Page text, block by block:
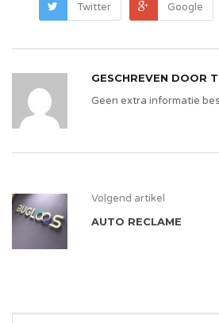
Twitter Google
GESCHREVEN DOOR
Geen extra informatie
Volgend artikel
AUTO RECLAME